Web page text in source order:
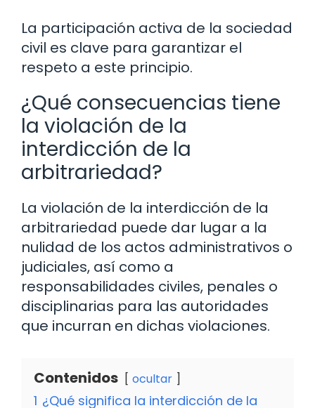
La participación activa de la sociedad
civil es clave para garantizar el
respeto a este principio.
¿Qué consecuencias tiene
la violación de la
interdicción de la
arbitrariedad?
La violación de la interdicción de la
arbitrariedad puede dar lugar a la
nulidad de los actos administrativos o
judiciales, así como a
responsabilidades civiles, penales o
disciplinarias para las autoridades
que incurran en dichas violaciones.
Contenidos ocultar
1 ¿Qué significa la interdicción de la